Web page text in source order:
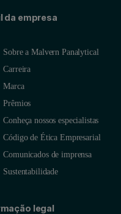
da empresa
Sobre a Malvern Panalytical
Carreira
Marca
Prêmios
Conheça nossos especialistas
Código de Ética Empresarial
Comunicados de imprensa
Sustentabilidade
legal